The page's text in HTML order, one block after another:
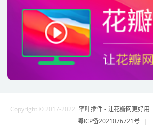
Copyright © 2017-2022 率叶插件 - 让花瓣网更好用
粤ICP备2021076721号
|